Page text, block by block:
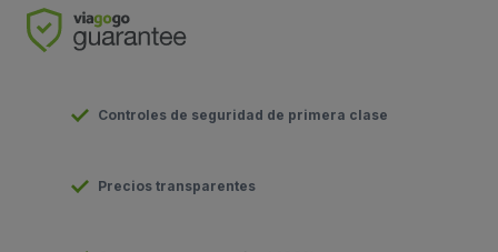
Controles de seguridad de primera clase
Precios transparentes